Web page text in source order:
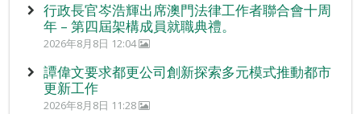
行政長官岑浩輝出席澳門法律工作者聯合會十周
年 – 第四屆架構成員就職典禮。
2026年8月8日 12:04
譚偉文要求都更公司創新探索多元模式推動都市
更新工作
2026年8月8日 11:28